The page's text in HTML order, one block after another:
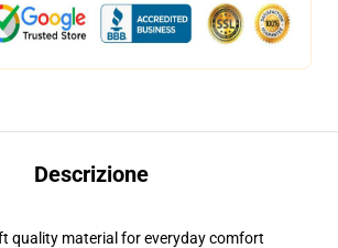
Descrizione
quality material for everyday comfort